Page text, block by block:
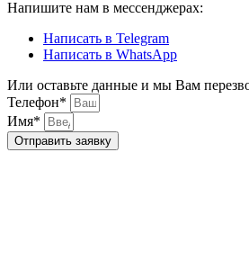
Напишите нам в мессенджерах:
Написать в Telegram
Написать в WhatsApp
Или оставьте данные и мы Вам
Телефон*
Имя*
Отправить заявку